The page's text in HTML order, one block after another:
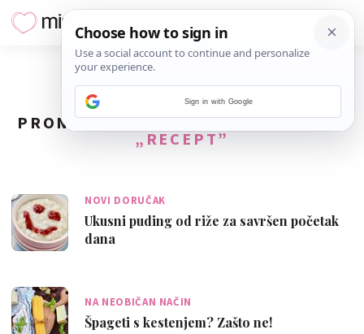
PRONAĐENO357REZULTATA ZA TAG
„RECEPT”
NOVI DORUČAK
Ukusni puding od riže za savršen početak
dana
NA NEOBIČAN NAČIN
Špageti s kestenjem? Zašto ne!
Sign in with Google